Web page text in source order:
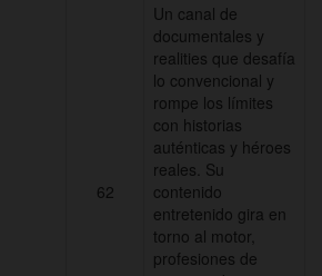
62
Un canal de
documentales y
realities que desafía
lo convencional y
rompe los límites
con historias
auténticas y héroes
reales. Su
contenido
entretenido gira en
torno al motor,
profesiones de